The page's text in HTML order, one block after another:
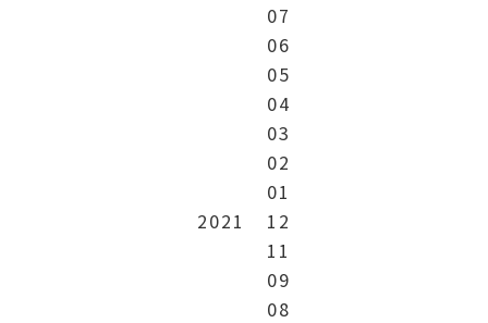
07
06
05
04
03
02
01
2021
12
11
09
08